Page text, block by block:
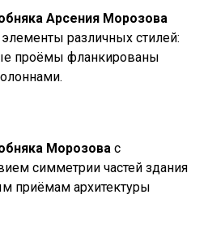
Арсения Морозова
различных стилей:
проёмы фланкированы
Морозова с
симметрии частей здания
приёмам архитектуры